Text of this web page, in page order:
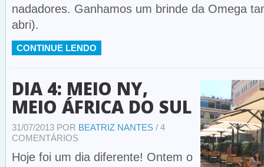
nadadores. Ganhamos um brinde da Omega
abri).
CONTINUE LENDO
DIA 4: MEIO NY,
MEIO ÁFRICA DO SUL
31/07/2013 POR BEATRIZ NANTES / 4
COMENTÁRIOS
Hoje foi um dia diferente! Ontem o